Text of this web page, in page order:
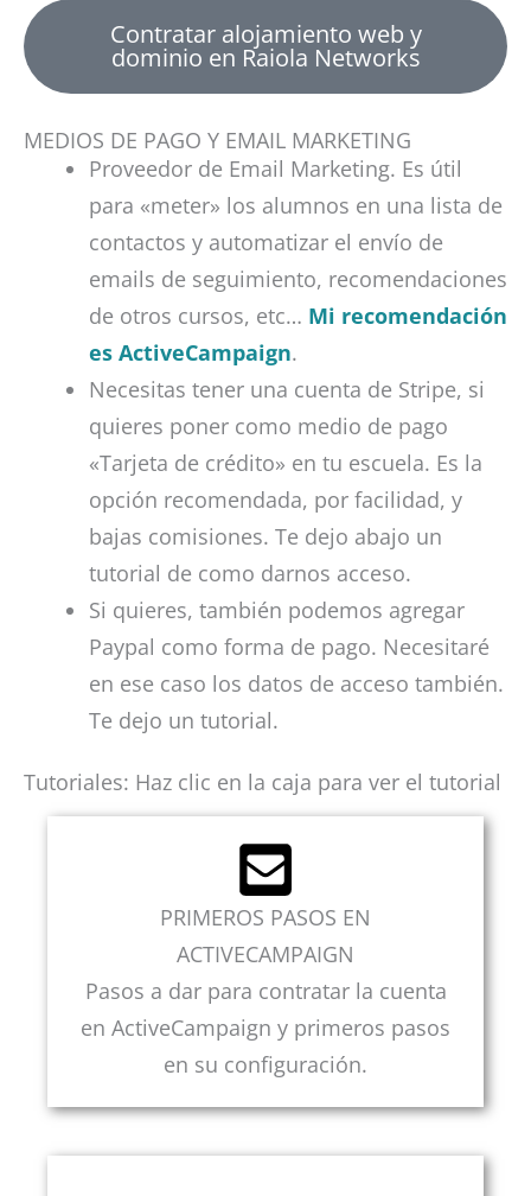
Contratar alojamiento web y
dominio en Raiola Networks
MEDIOS DE PAGO Y EMAIL MARKETING
Proveedor de Email Marketing. Es útil
para «meter» los alumnos en una lista de
contactos y automatizar el envío de
emails de seguimiento, recomendaciones
de otros cursos, etc… Mi recomendación
es ActiveCampaign.
Necesitas tener una cuenta de Stripe, si
quieres poner como medio de pago
«Tarjeta de crédito» en tu escuela. Es la
opción recomendada, por facilidad, y
bajas comisiones. Te dejo abajo un
tutorial de como darnos acceso.
Si quieres, también podemos agregar
Paypal como forma de pago. Necesitaré
en ese caso los datos de acceso también.
Te dejo un tutorial.
Tutoriales: Haz clic en la caja para ver el tutorial
PRIMEROS PASOS EN
ACTIVECAMPAIGN
Pasos a dar para contratar la cuenta
en ActiveCampaign y primeros pasos
en su configuración.